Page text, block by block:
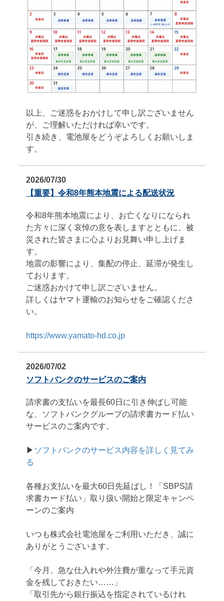
以上、ご迷惑をおかけして申し訳ございません
が、ご理解いただければ幸いです。
引き続き、電池屋をどうぞよろしくお願いしま
す。
2026/07/30
【重要】令和8年熊本地震による配送状況
令和8年熊本地震により、お亡くなりになられ
た方々に深く哀悼の意を表しますとともに、被
災された皆さまに心よりお見舞い申し上げま
す。
地震の影響により、集配の停止、延滞が発生し
ております。
ご迷惑おかけて申し訳ございません。
詳しくはヤマト運輸のお知らせをご確認くださ
い。
https://www.yamato-hd.co.jp
2026/07/02
ソフトバンクのサービスのご案内
請求書の支払いを最長60日に引き伸ばし可能
な、ソフトバンクグループの請求書カード払い
サービスのご案内です。
▶ ソフトバンクのサービス内容を詳しく見てみ
る
各種お支払いを最大60日先延ばし！「SBPS請
求書カード払い」取り扱い開始と限定キャンペ
ーンのご案内
いつも株式会社電池屋をご利用いただき、誠に
ありがとうございます。
「今月、急な仕入れや外注費が重なって手元資
金を残しておきたい……」
「取引先から銀行振込を指定されているけれ